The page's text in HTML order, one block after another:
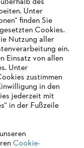
wir Ihnen, zu
Unter
finden Sie
Cookies.
Nutzung aller
ein.
Einsatz von allen
Unter
zustimmen
in den
jederzeit mit
in der Fußzeile
Cookie-